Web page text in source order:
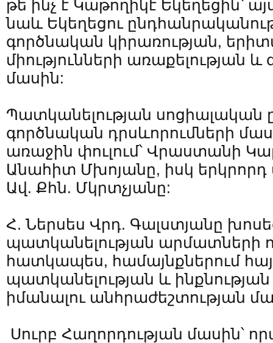
թե ինչ է Կաթողիկէ Եկեղեցին՝
նաև Եկեղեցու
գործնական կիրառության,
միությունների առաքելության և
մասին:
Պատկանելության սոցիալական
գործնական դրսևորումների
առաջին փուլում՝ Վրաստանի
Անահիտ Մխոյանը, իսկ երկրորդ
Ավ. Քհն. Մկրտչյանը:
Հ. Ներսես Վրդ. Գալստյանը
պատկանելության արմատների
հատկապես, համայնքներում
պատկանելության և
իմանալու անհրաժեշտության
Սուրբ Հաղորդության մասին՝